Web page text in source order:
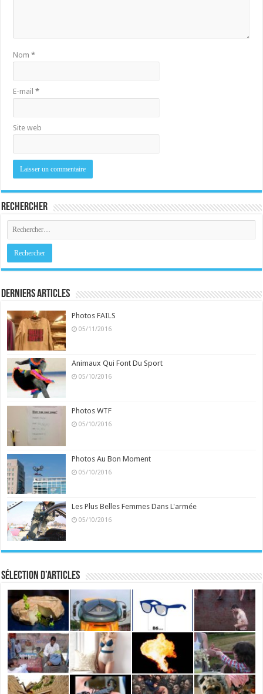
Nom*
E-mail*
Site web
Rechercher
Derniers Articles
Photos FAILS
05/11/2016
Animaux Qui Font Du Sport
05/10/2016
Photos WTF
05/10/2016
Photos Au Bon Moment
05/10/2016
Les Plus Belles Femmes Dans L'armée
05/10/2016
Sélection d’articles